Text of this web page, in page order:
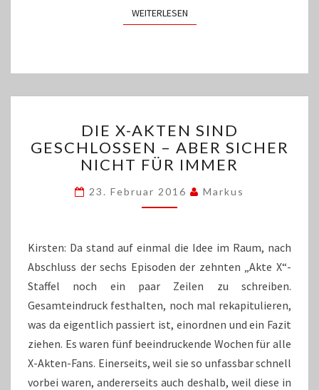
WEITERLESENWEITERLESEN
X-
AKTEN
SIND
–
ABER
FÜR
IMMER
DIE X-AKTEN SIND
GESCHLOSSEN – ABER SICHER
NICHT FÜR IMMER
23. Februar 2016 Markus
Kirsten: Da stand auf einmal die Idee im Raum, nach
Abschluss der sechs Episoden der zehnten „Akte X“-
Staffel noch ein paar Zeilen zu schreiben.
Gesamteindruck festhalten, noch mal rekapitulieren,
was da eigentlich passiert ist, einordnen und ein Fazit
ziehen. Es waren fünf beeindruckende Wochen für alle
X-Akten-Fans. Einerseits, weil sie so unfassbar schnell
vorbei waren, andererseits auch deshalb, weil diese in